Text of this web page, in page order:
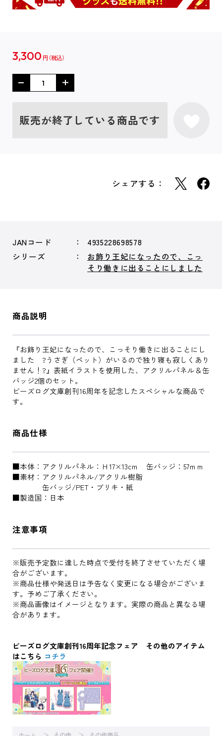
3,300 円
販売が終了している商品です
シェアする：
JANコード
4935228698578
シリーズ
お飾り王妃になったので、こっ
そり働きに出ることにしました
商品説明
『お飾り王妃になったので、こっそり働きに出ることにし
ました ?うさぎ（ペット）がいるので独り寝も寂しくあり
ません！?』表紙イラストを使用した、アクリルパネル＆缶
バッジ2個のセット。
ビーズログ文庫創刊16周年を記念したスペシャルな商品で
す。
商品仕様
■本体：アクリルパネル：Ｈ17×13cｍ 缶バッジ：57ｍｍ
■素材：アクリルパネル/アクリル樹脂
缶バッジ/PET・ブリキ・紙
■製造国：日本
注意事項
※販売予定数に達した時点で受付を終了させていただく場
合がございます。
※商品仕様や発送日は予告なく変更になる場合がございま
す。予めご了承ください。
※商品画像はイメージとなります。実際の商品と異なる場
合があります。
ビーズログ文庫創刊16周年記念フェア その他のアイテム
はこちら コチラ